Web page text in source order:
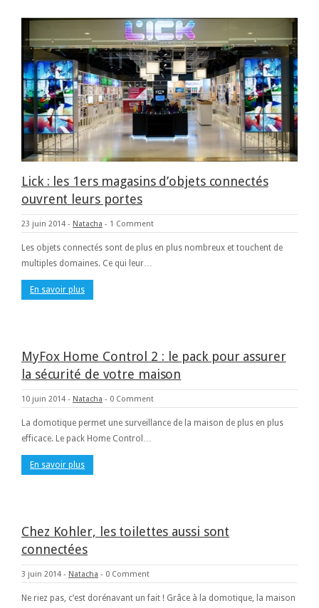
Lick : les 1ers magasins d’objets connectés
ouvrent leurs portes
23 juin 2014 - Natacha - 1 Comment
Les objets connectés sont de plus en plus nombreux et touchent de
multiples domaines. Ce qui leur…
En savoir plus
MyFox Home Control 2 : le pack pour assurer
la sécurité de votre maison
10 juin 2014 - Natacha - 0 Comment
La domotique permet une surveillance de la maison de plus en plus
efficace. Le pack Home Control…
En savoir plus
Chez Kohler, les toilettes aussi sont
connectées
3 juin 2014 - Natacha - 0 Comment
Ne riez pas, c’est dorénavant un fait ! Grâce à la domotique, la maison